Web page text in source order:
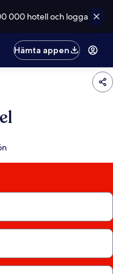
000 hotell och logga
Hämta appen